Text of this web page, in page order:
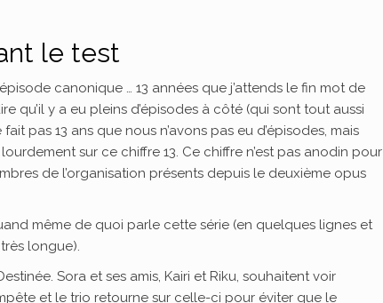
le test
canonique … 13 années que j’attends le fin mot de
qu’il y a eu pleins d’épisodes à côté (qui sont tout aussi
pas 13 ans que nous n’avons pas eu d’épisodes, mais
sur ce chiffre 13. Ce chiffre n’est pas anodin pour
de l’organisation présents depuis le deuxième opus
même de quoi parle cette série (en quelques lignes et
longue).
Sora et ses amis, Kairi et Riku, souhaitent voir
et le trio retourne sur celle-ci pour éviter que le